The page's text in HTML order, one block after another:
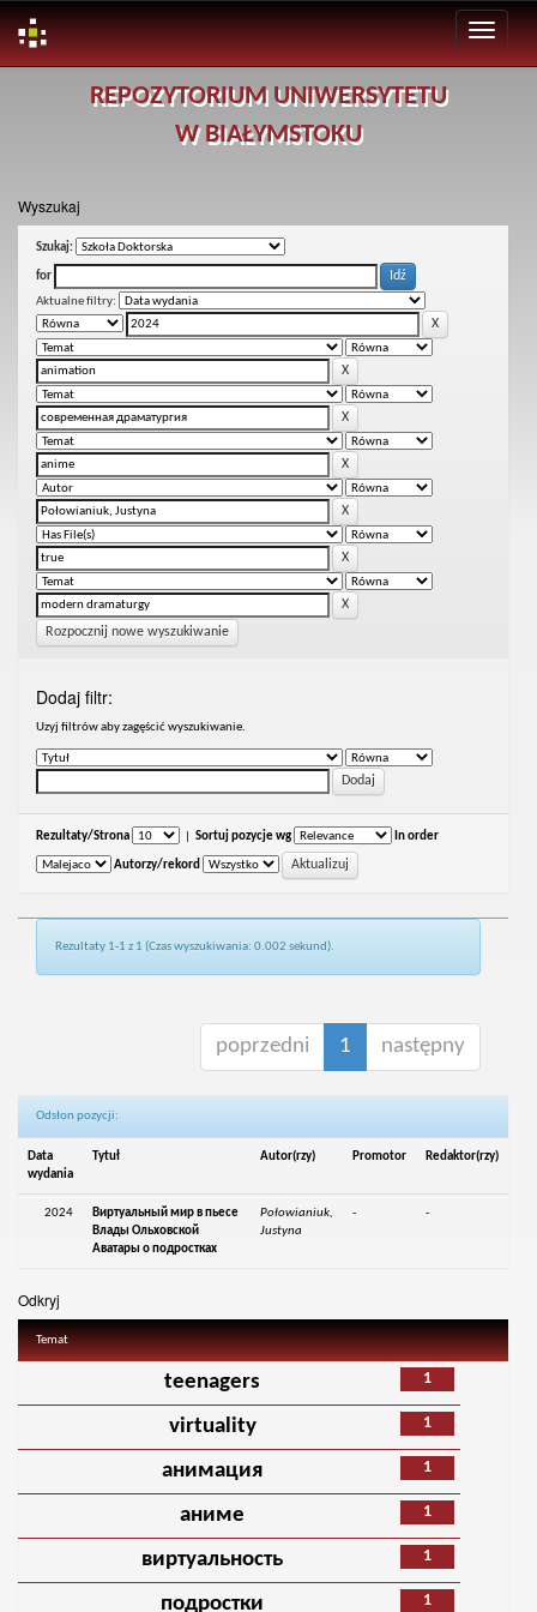
REPOZYTORIUM UNIWERSYTETU
W BIAŁYMSTOKU
Wyszukaj
Szukaj:
for
Aktualne filtry:
Rozpocznij nowe wyszukiwanie
Dodaj filtr:
Uzyj filtrów aby zagęścić wyszukiwanie.
Rezultaty/Strona Sortuj pozycje wg In order
Autorzy/rekord
Rezultaty 1-1 z 1 (Czas wyszukiwania: 0.002 sekund).
poprzedni 1 następny
Odsłon pozycji:
Data
wydania
Tytuł Autor(rzy) Promotor Redaktor(rzy)
2024
Виртуальный мир в пьесе
Влады Ольховской
Аватары о подростках
Połowianiuk,
Justyna
- -
Odkryj
Temat
1
teenagers
1
virtuality
1
анимация
1
аниме
1
виртуальность
1
подростки